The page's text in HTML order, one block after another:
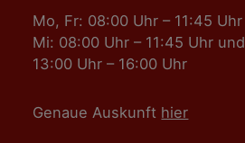
Mo, Fr: 08:00 Uhr – 11:45 Uhr
Mi: 08:00 Uhr – 11:45 Uhr und
13:00 Uhr – 16:00 Uhr
Genaue Auskunft hier